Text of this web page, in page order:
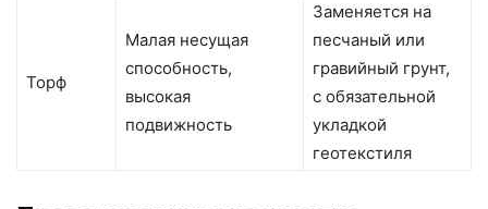
Торф
Малая несущая
способность,
высокая
подвижность
Заменяется на
песчаный или
гравийный грунт,
с обязательной
укладкой
геотекстиля